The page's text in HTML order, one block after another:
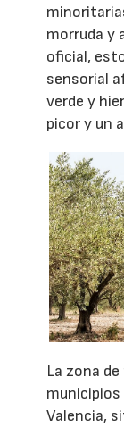
morruda y
oficial,
sensorial
verde y
picor y un
La zona
municipios
Valencia,